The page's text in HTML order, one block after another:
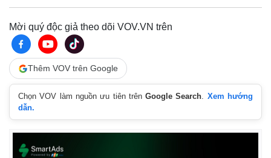
Mời quý độc giả theo dõi VOV.VN trên
Thêm VOV trên Google
Chọn VOV làm nguồn ưu tiên trênGoogle Search. Xem hướng
dẫn.